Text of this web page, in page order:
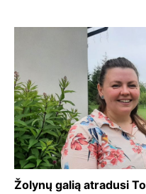
Žolynų galią atradusi